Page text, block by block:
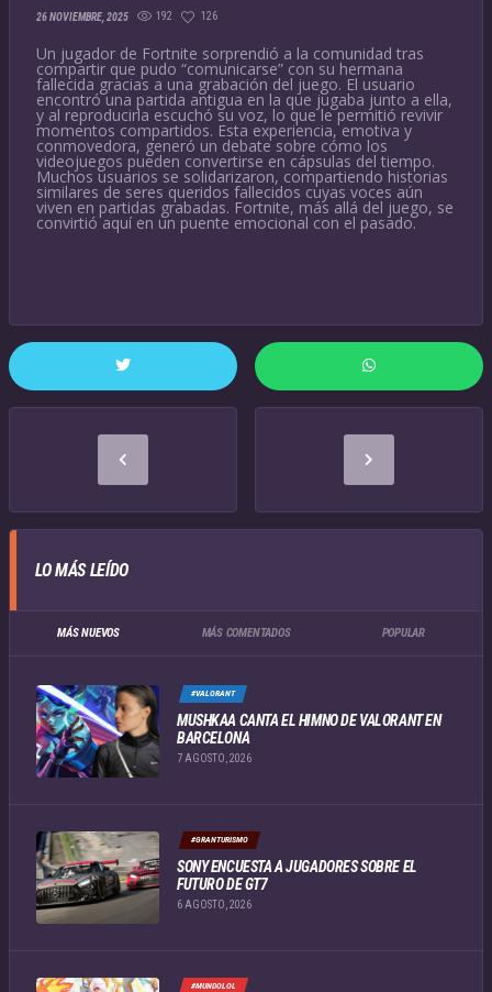
26 NOVIEMBRE, 2025 192 126
Un jugador de Fortnite sorprendió a la comunidad tras
compartir que pudo “comunicarse” con su hermana
fallecida gracias a una grabación del juego. El usuario
encontró una partida antigua en la que jugaba junto a ella,
y al reproducirla escuchó su voz, lo que le permitió revivir
momentos compartidos. Esta experiencia, emotiva y
conmovedora, generó un debate sobre cómo los
videojuegos pueden convertirse en cápsulas del tiempo.
Muchos usuarios se solidarizaron, compartiendo historias
similares de seres queridos fallecidos cuyas voces aún
viven en partidas grabadas. Fortnite, más allá del juego, se
convirtió aquí en un puente emocional con el pasado.
LO MÁS LEÍDO
MÁS NUEVOS MÁS COMENTADOS POPULAR
#VALORANT
MUSHKAA CANTA EL HIMNO DE VALORANT EN
BARCELONA
7 AGOSTO, 2026
#GRANTURISMO
SONY ENCUESTA A JUGADORES SOBRE EL
FUTURO DE GT7
6 AGOSTO, 2026
#MUNDOLOL